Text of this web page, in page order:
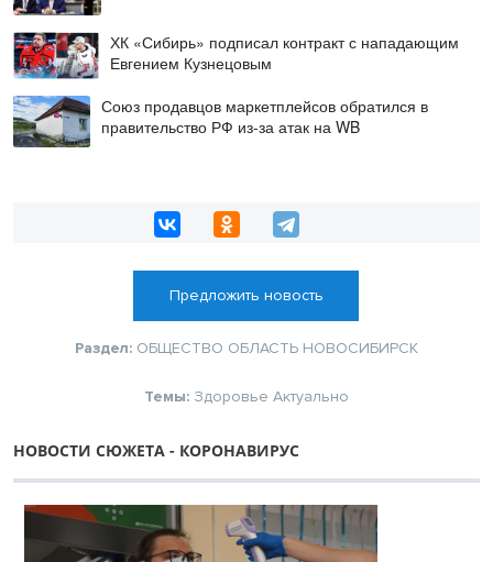
ХК «Сибирь» подписал контракт с нападающим
Евгением Кузнецовым
Союз продавцов маркетплейсов обратился в
правительство РФ из-за атак на WB
Предложить новость
Раздел: ОБЩЕСТВО ОБЛАСТЬ НОВОСИБИРСК
Темы: Здоровье Актуально
НОВОСТИ СЮЖЕТА - КОРОНАВИРУС